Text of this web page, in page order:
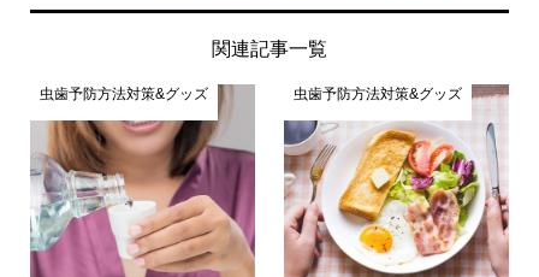
関連記事一覧
虫歯予防方法対策&グッズ 虫歯予防方法対策&グッズ